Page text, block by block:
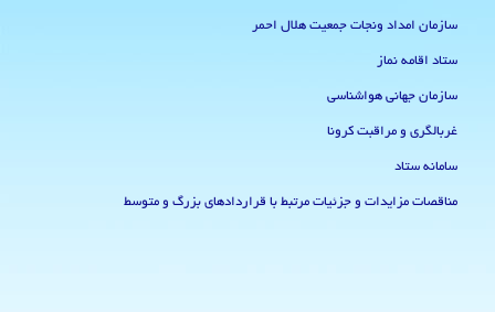
سازمان امداد ونجات جمعیت هلال احمر
ستاد اقامه نماز
سازمان جهانی هواشناسی
غربالگری و مراقبت کرونا
سامانه ستاد
مناقصات مزایدات و جزئیات مرتبط با قراردادهای بزرگ و متوسط